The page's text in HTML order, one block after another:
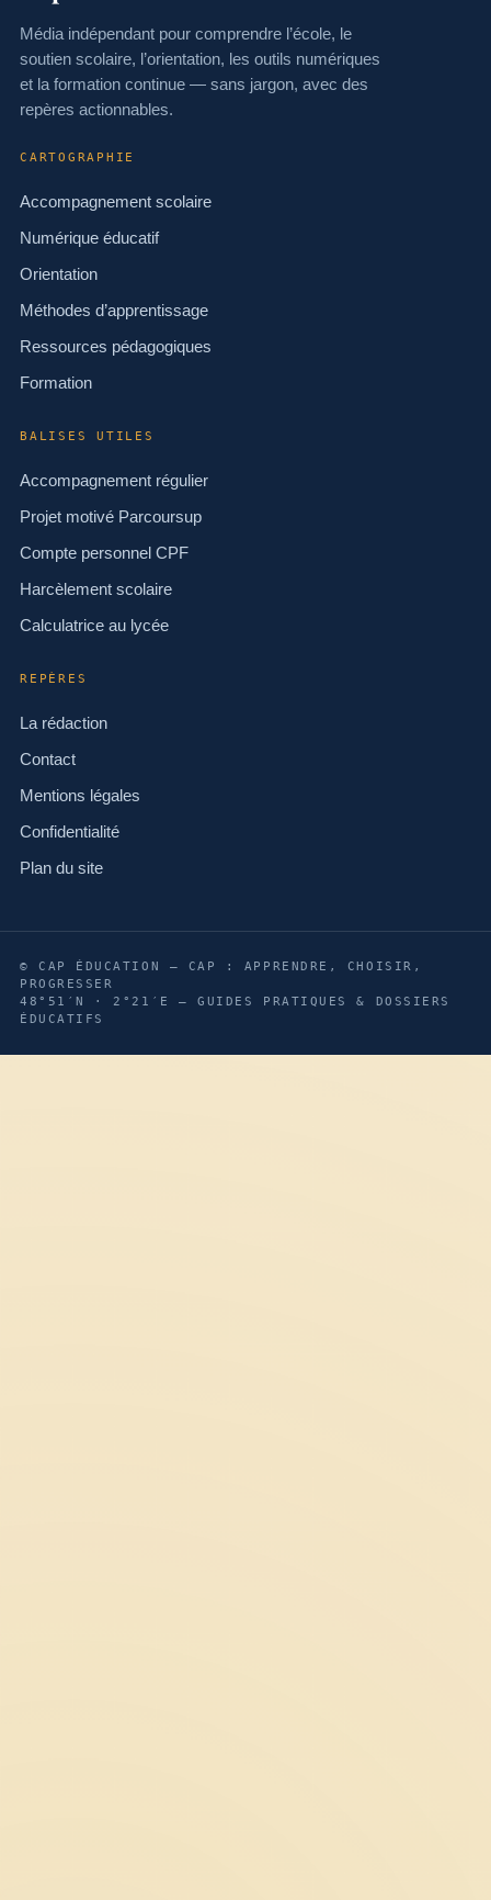
Média indépendant pour comprendre l’école, le
soutien scolaire, l’orientation, les outils numériques
et la formation continue — sans jargon, avec des
repères actionnables.
CARTOGRAPHIE
Accompagnement scolaire
Numérique éducatif
Orientation
Méthodes d’apprentissage
Ressources pédagogiques
Formation
BALISES UTILES
Accompagnement régulier
Projet motivé Parcoursup
Compte personnel CPF
Harcèlement scolaire
Calculatrice au lycée
REPÈRES
La rédaction
Contact
Mentions légales
Confidentialité
Plan du site
© CAP ÉDUCATION — CAP : APPRENDRE, CHOISIR,
PROGRESSER
48°51′N · 2°21′E — GUIDES PRATIQUES & DOSSIERS
ÉDUCATIFS